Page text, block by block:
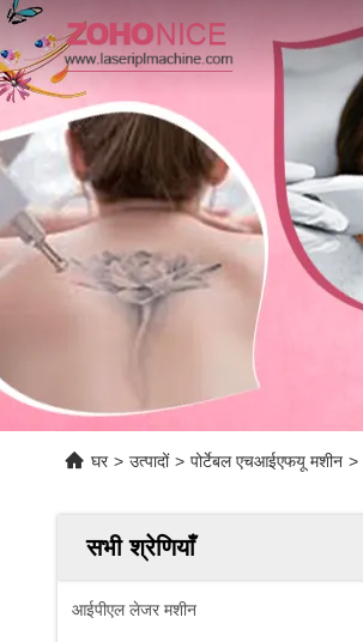
घर > उत्पादों > पोर्टेबल एचआईएफयू मशीन >
सभी श्रेणियाँ
आईपीएल लेजर मशीन